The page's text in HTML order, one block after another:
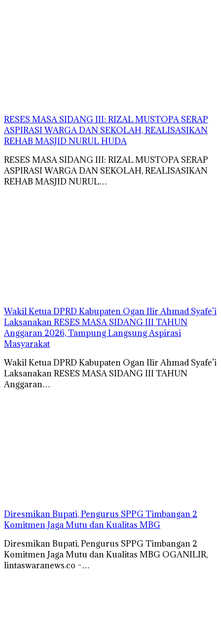
RESES MASA SIDANG III: RIZAL MUSTOPA SERAP
ASPIRASI WARGA DAN SEKOLAH, REALISASIKAN
REHAB MASJID NURUL HUDA
RESES MASA SIDANG III: RIZAL MUSTOPA SERAP
ASPIRASI WARGA DAN SEKOLAH, REALISASIKAN
REHAB MASJID NURUL…
Wakil Ketua DPRD Kabupaten Ogan Ilir Ahmad Syafe’i
Laksanakan RESES MASA SIDANG III TAHUN
Anggaran 2026, Tampung Langsung Aspirasi
Masyarakat
Wakil Ketua DPRD Kabupaten Ogan Ilir Ahmad Syafe’i
Laksanakan RESES MASA SIDANG III TAHUN
Anggaran…
Diresmikan Bupati, Pengurus SPPG Timbangan 2
Komitmen Jaga Mutu dan Kualitas MBG
Diresmikan Bupati, Pengurus SPPG Timbangan 2
Komitmen Jaga Mutu dan Kualitas MBG OGANILIR,
lintaswaranews.co –…